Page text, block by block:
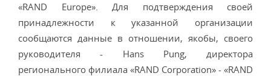
«RAND Europe». Для подтверждения своей
принадлежности к указанной организации
сообщаются данные в отношении, якобы, своего
руководителя - Hans Pung, директора
регионального филиала «RAND Corporation» - «RAND